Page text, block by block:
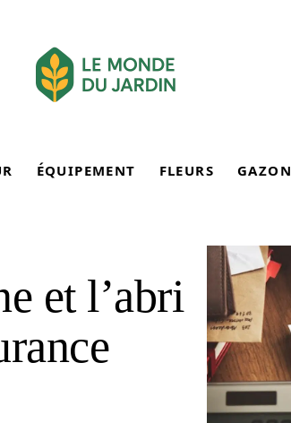
ÉQUIPEMENT FLEURS GAZON
et l’abri